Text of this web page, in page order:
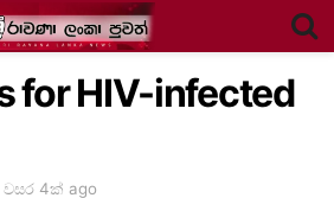
for HIV-infected
වසර 4ක් ago